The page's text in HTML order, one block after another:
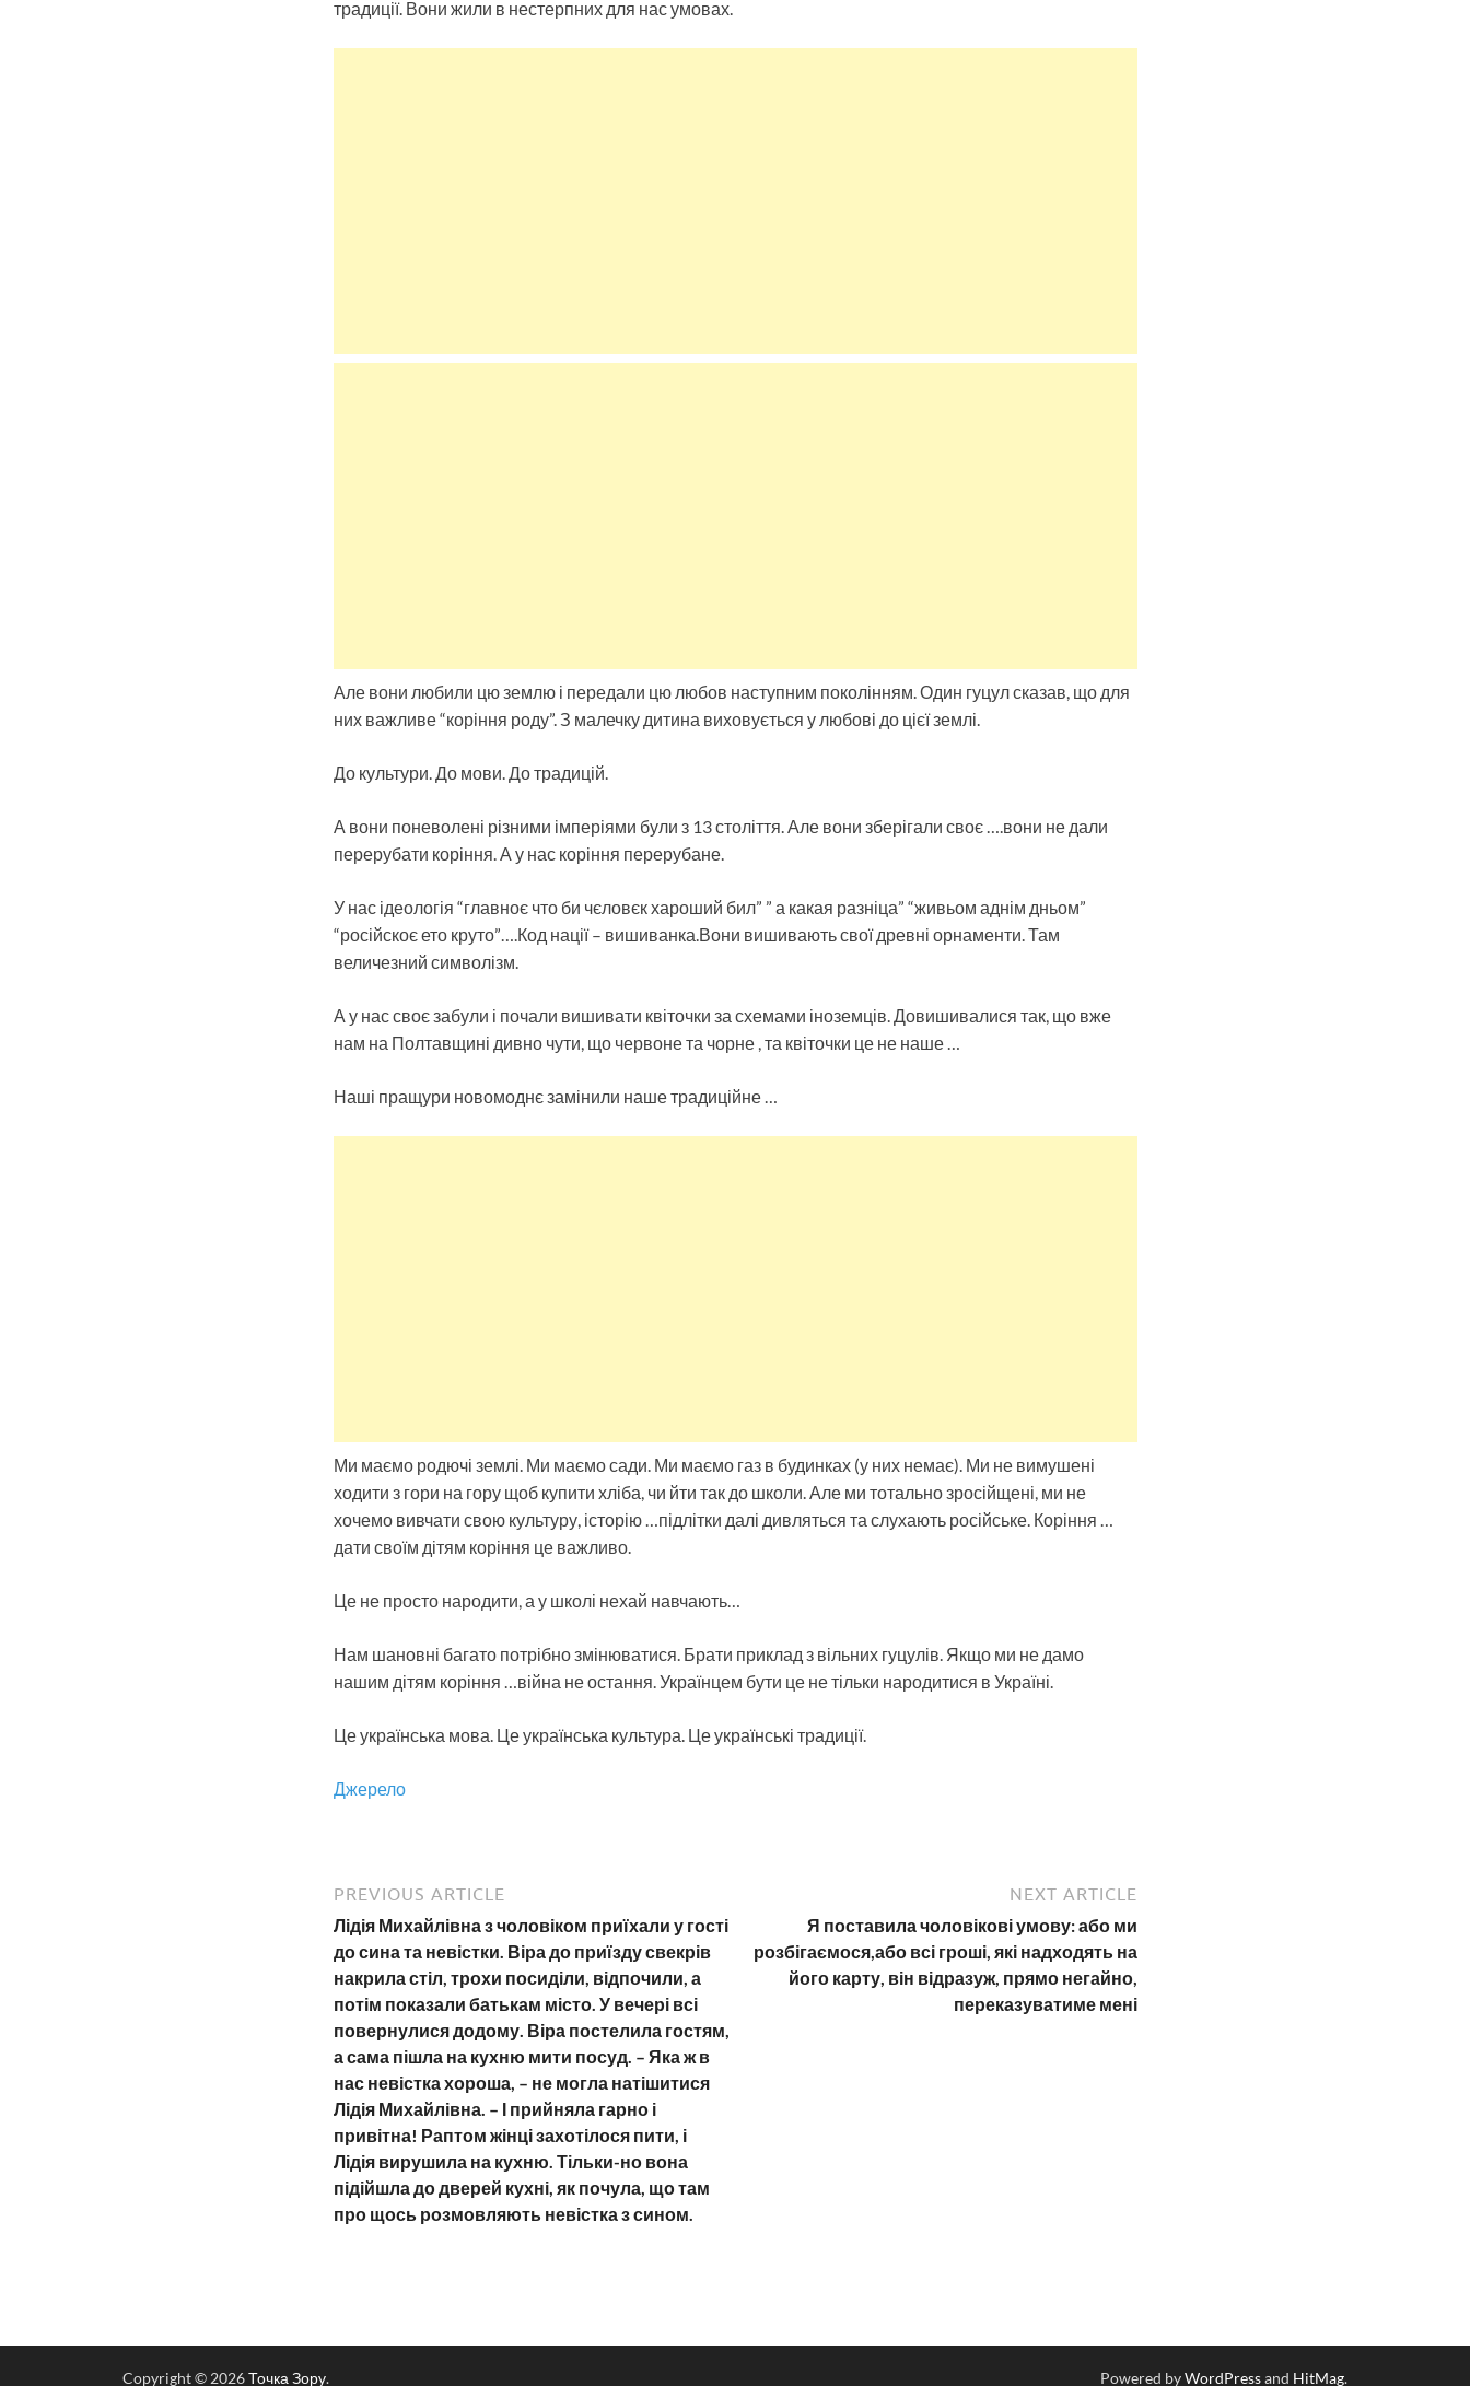
традиції. Вони жили в нестерпних для нас умовах.
Але вони любили цю землю і передали цю любов наступним поколінням. Один гуцул сказав, що для
них важливе “коріння роду”. З малечку дитина виховується у любові до цієї землі.
До культури. До мови. До традицій.
А вони поневолені різними імперіями були з 13 століття. Але вони зберігали своє ….вони не дали
перерубати коріння. А у нас коріння перерубане.
У нас ідеологія “главноє что би чєловєк хароший бил” ” а какая разніца” “живьом аднім дньом”
“російскоє ето круто”….Код нації – вишиванка.Вони вишивають свої древні орнаменти. Там
величезний символізм.
А у нас своє забули і почали вишивати квіточки за схемами іноземців. Довишивалися так, що вже
нам на Полтавщині дивно чути, що червоне та чорне , та квіточки це не наше …
Наші пращури новомоднє замінили наше традиційне …
Ми маємо родючі землі. Ми маємо сади. Ми маємо газ в будинках (у них немає). Ми не вимушені
ходити з гори на гору щоб купити хліба, чи йти так до школи. Але ми тотально зросійщені, ми не
хочемо вивчати свою культуру, історію …підлітки далі дивляться та слухають російське. Коріння …
дати своїм дітям коріння це важливо.
Це не просто народити, а у школі нехай навчають…
Нам шановні багато потрібно змінюватися. Брати приклад з вільних гуцулів. Якщо ми не дамо
нашим дітям коріння …війна не остання. Українцем бути це не тільки народитися в Україні.
Це українська мова. Це українська культура. Це українські традиції.
Джерело
PREVIOUS ARTICLE
Лідія Михайлівна з чоловіком приїхали у гості
до сина та невістки. Віра до приїзду свекрів
накрила стіл, трохи посиділи, відпочили, а
потім показали батькам місто. У вечері всі
повернулися додому. Віра постелила гостям,
а сама пішла на кухню мити посуд. – Яка ж в
нас невістка хороша, – не могла натішитися
Лідія Михайлівна. – І прийняла гарно і
привітна! Раптом жінці захотілося пити, і
Лідія вирушила на кухню. Тільки-но вона
підійшла до дверей кухні, як почула, що там
про щось розмовляють невістка з сином.
NEXT ARTICLE
Я поставила чоловікові умову: або ми
розбігаємося,або всі гроші, які надходять на
його карту, він відразуж, прямо негайно,
переказуватиме мені
Copyright © 2026Точка Зору. Powered byWordPressand HitMag.